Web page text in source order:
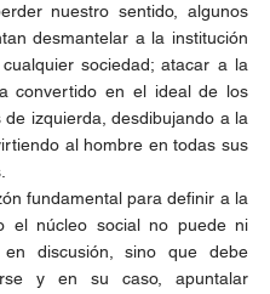
nuestro sentido, algunos
desmantelar a la institución
sociedad; atacar a la
convertido en el ideal de los
de izquierda, desdibujando a la
al hombre en todas sus
el núcleo social no puede ni
discusión, sino que debe
y en su caso, apuntalar